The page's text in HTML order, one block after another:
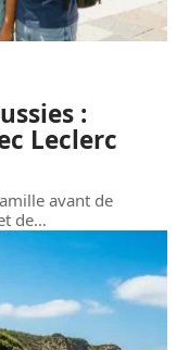
:
Leclerc
avant de
de…